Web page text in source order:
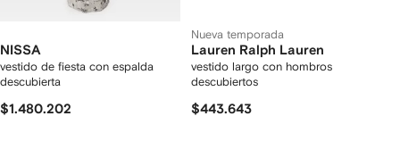
NISSA
vestido de fiesta con espalda
descubierta
$1.480.202
Nueva temporada
Lauren Ralph Lauren
vestido largo con hombros
descubiertos
$443.643